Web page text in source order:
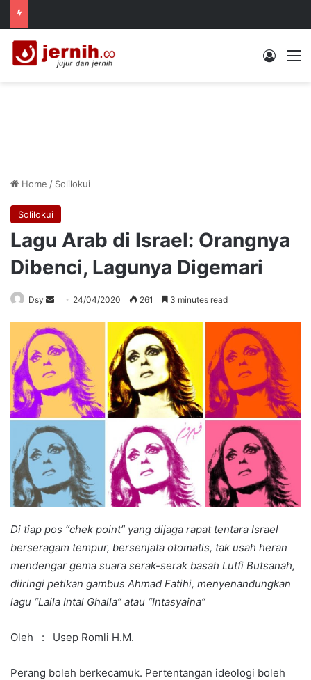
Log In
Home / Solilokui
Solilokui
Lagu Arab di Israel: Orangnya
Dibenci, Lagunya Digemari
Dsy
Send
email
24/04/2020 261 3 minutes read
Di tiap pos “chek point” yang dijaga rapat tentara Israel
berseragam tempur, bersenjata otomatis, tak usah heran
mendengar gema suara serak-serak basah Lutfi Butsanah,
diiringi petikan gambus Ahmad Fatihi, menyenandungkan
lagu “Laila Intal Ghalla” atau “Intasyaina”
Oleh : Usep Romli H.M.
Perang boleh berkecamuk. Pertentangan ideologi boleh